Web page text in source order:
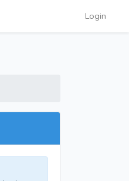
Login